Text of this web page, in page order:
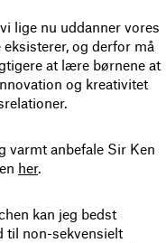
lige nu uddanner vores
og derfor må
at lære børnene at
og kreativitet
varmt anbefale Sir Ken
her.
kan jeg bedst
til non-sekvensielt